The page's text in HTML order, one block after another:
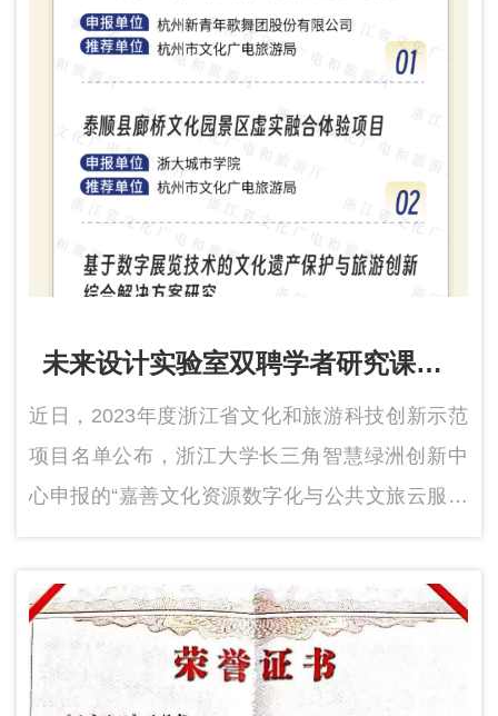
未来设计实验室双聘学者研究课题
入选浙江省文化和旅游科技创新示
范项目
近日，2023年度浙江省文化和旅游科技创新示范
项目名单公布，浙江大学长三角智慧绿洲创新中
心申报的“嘉善文化资源数字化与公共文旅云服务